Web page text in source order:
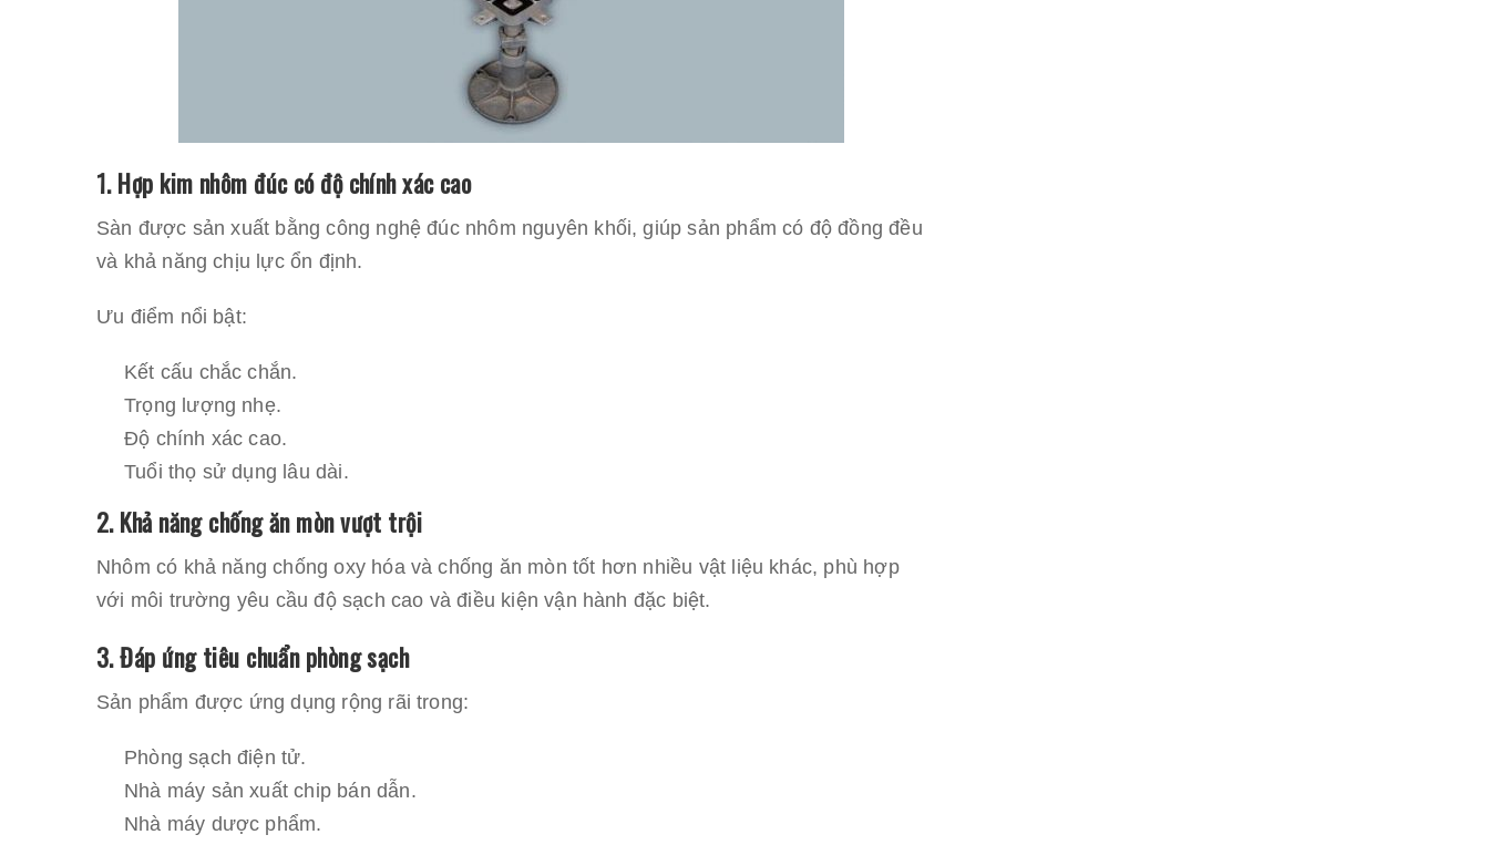
1. Hợp kim nhôm đúc có độ chính xác cao
Sàn được sản xuất bằng công nghệ đúc nhôm nguyên khối, giúp sản phẩm có độ đồng đều
và khả năng chịu lực ổn định.
Ưu điểm nổi bật:
Kết cấu chắc chắn.
Trọng lượng nhẹ.
Độ chính xác cao.
Tuổi thọ sử dụng lâu dài.
2. Khả năng chống ăn mòn vượt trội
Nhôm có khả năng chống oxy hóa và chống ăn mòn tốt hơn nhiều vật liệu khác, phù hợp
với môi trường yêu cầu độ sạch cao và điều kiện vận hành đặc biệt.
3. Đáp ứng tiêu chuẩn phòng sạch
Sản phẩm được ứng dụng rộng rãi trong:
Phòng sạch điện tử.
Nhà máy sản xuất chip bán dẫn.
Nhà máy dược phẩm.